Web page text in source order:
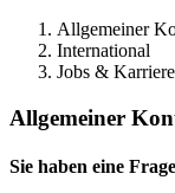
Allgemeiner
International
Jobs & Karriere
Allgemeiner
Sie haben eine